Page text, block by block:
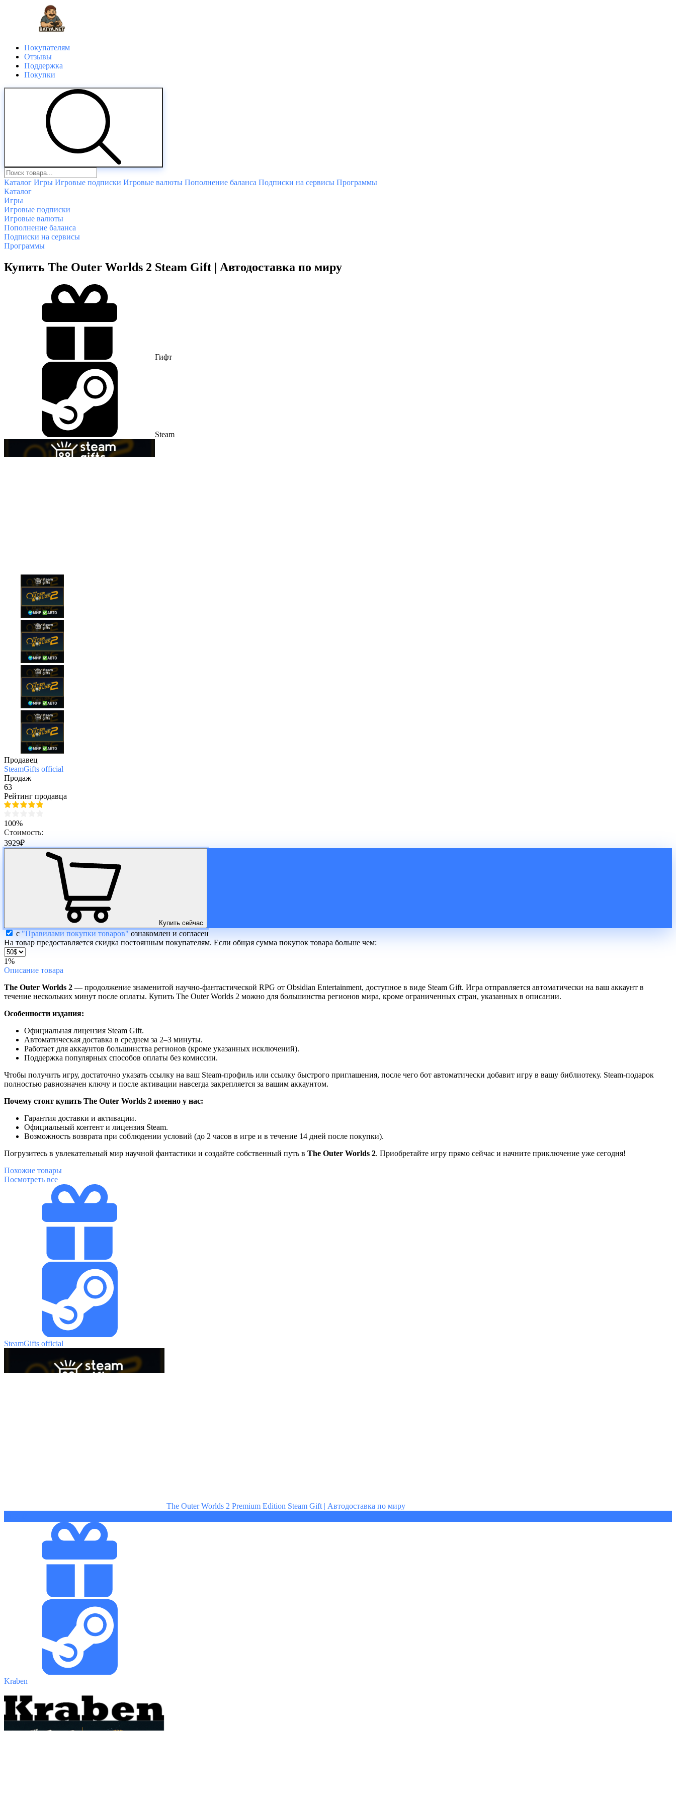
Покупателям
Отзывы
Поддержка
Покупки
Каталог Игры Игровые подписки Игровые валюты Пополнение баланса Подписки на сервисы Программы
Каталог
Игры
Игровые подписки
Игровые валюты
Пополнение баланса
Подписки на сервисы
Программы
Купить The Outer Worlds 2 Steam Gift | Автодоставка по миру
Гифт
Steam
Продавец
SteamGifts official
Продаж
63
Рейтинг продавца
100%
Стоимость:
3929₽
Купить сейчас
с "Правилами покупки товаров" ознакомлен и согласен
На товар предоставляется скидка постоянным покупателям. Если общая сумма покупок товара больше чем:
1%
Описание товара
The Outer Worlds 2 — продолжение знаменитой научно-фантастической RPG от Obsidian Entertainment, доступное в виде Steam Gift. Игра отправляется автоматически на ваш аккаунт в
течение нескольких минут после оплаты. Купить The Outer Worlds 2 можно для большинства регионов мира, кроме ограниченных стран, указанных в описании.
Особенности издания:
Официальная лицензия Steam Gift.
Автоматическая доставка в среднем за 2–3 минуты.
Работает для аккаунтов большинства регионов (кроме указанных исключений).
Поддержка популярных способов оплаты без комиссии.
Чтобы получить игру, достаточно указать ссылку на ваш Steam-профиль или ссылку быстрого приглашения, после чего бот автоматически добавит игру в вашу библиотеку. Steam-подарок
полностью равнозначен ключу и после активации навсегда закрепляется за вашим аккаунтом.
Почему стоит купить The Outer Worlds 2 именно у нас:
Гарантия доставки и активации.
Официальный контент и лицензия Steam.
Возможность возврата при соблюдении условий (до 2 часов в игре и в течение 14 дней после покупки).
Погрузитесь в увлекательный мир научной фантастики и создайте собственный путь в The Outer Worlds 2. Приобретайте игру прямо сейчас и начните приключение уже сегодня!
Похожие товары
Посмотреть все
SteamGifts official
The Outer Worlds 2 Premium Edition Steam Gift | Автодоставка по миру
Kraben